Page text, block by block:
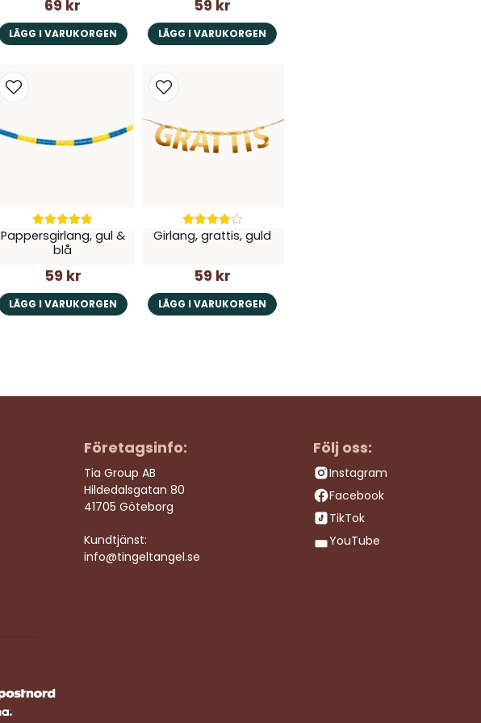
69 kr
LÄGG I VARUKORGEN
59 kr
LÄGG I VARUKORGEN
Pappersgirlang, gul &
blå
59 kr
LÄGG I VARUKORGEN
Girlang, grattis, guld
59 kr
LÄGG I VARUKORGEN
Företagsinfo:
Tia Group AB
Hildedalsgatan 80
41705 Göteborg
Kundtjänst:
info@tingeltangel.se
Följ oss:
Instagram
Facebook
TikTok
YouTube